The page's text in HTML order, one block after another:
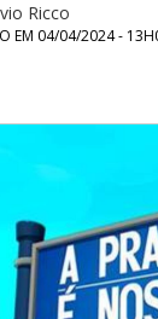
Ricco
EM 04/04/2024 -